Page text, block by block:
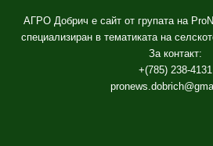
АГРО Добрич е сайт от групата на
специализиран в тематиката на
За контакт:
+(785) 238-4131